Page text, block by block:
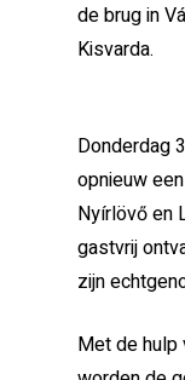
de brug in
Kisvarda.
Donderdag
opnieuw
Nyírlövő en
gastvrij
zijn
Met de hulp